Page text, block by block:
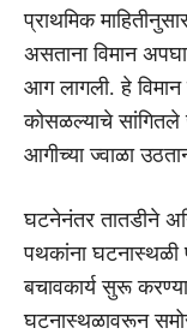
प्राथमिक
असताना विमान
आग लागली. हे विमान
कोसळल्याचे
आगीच्या ज्वाळा
घटनेनंतर तातडीने
पथकांना
बचावकार्य सुरू
घटनास्थळावरून